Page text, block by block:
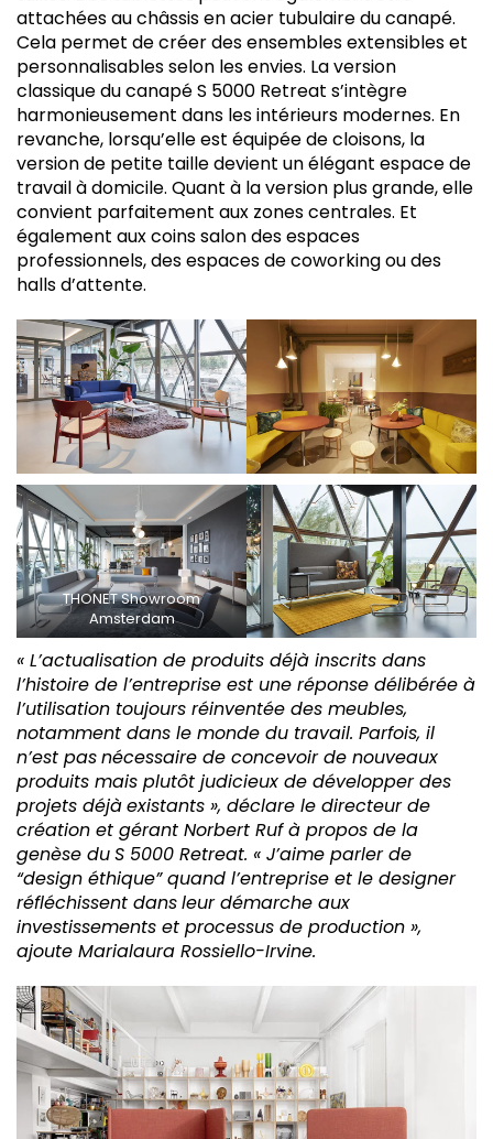
attachées au châssis en acier tubulaire du canapé.
Cela permet de créer des ensembles extensibles et
personnalisables selon les envies. La version
classique du canapé S 5000 Retreat s’intègre
harmonieusement dans les intérieurs modernes. En
revanche, lorsqu’elle est équipée de cloisons, la
version de petite taille devient un élégant espace de
travail à domicile. Quant à la version plus grande, elle
convient parfaitement aux zones centrales. Et
également aux coins salon des espaces
professionnels, des espaces de coworking ou des
halls d’attente.
THONET Showroom
Amsterdam
« L’actualisation de produits déjà inscrits dans
l’histoire de l’entreprise est une réponse délibérée à
l’utilisation toujours réinventée des meubles,
notamment dans le monde du travail. Parfois, il
n’est pasnécessaire de concevoir de nouveaux
produits mais plutôt judicieux de développer des
projets déjàexistants », déclare le directeur de
création et gérant Norbert Ruf à propos de la
genèse duS 5000 Retreat. « J’aime parler de
“design éthique” quand l’entreprise et le designer
réfléchissent dansleur démarche aux
investissements et processus de production »,
ajoute Marialaura Rossiello-Irvine.